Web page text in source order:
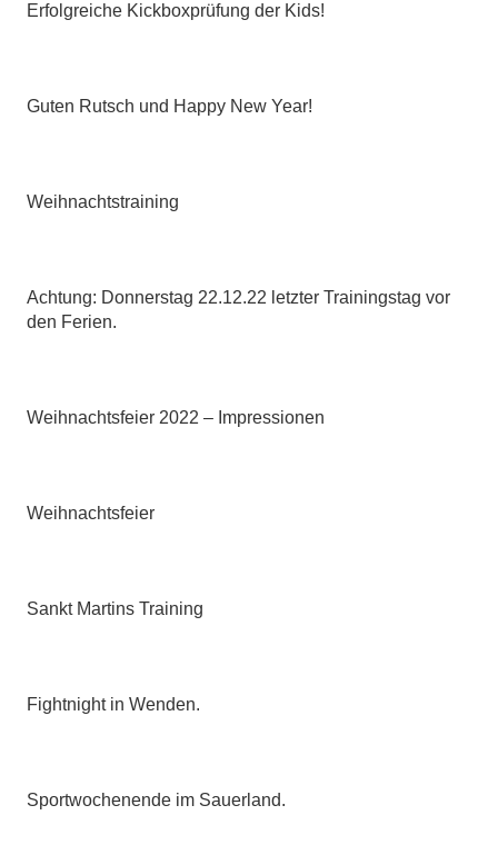
Erfolgreiche Kickboxprüfung der Kids!
Guten Rutsch und Happy New Year!
Weihnachtstraining
Achtung: Donnerstag 22.12.22 letzter Trainingstag vor
den Ferien.
Weihnachtsfeier 2022 – Impressionen
Weihnachtsfeier
Sankt Martins Training
Fightnight in Wenden.
Sportwochenende im Sauerland.